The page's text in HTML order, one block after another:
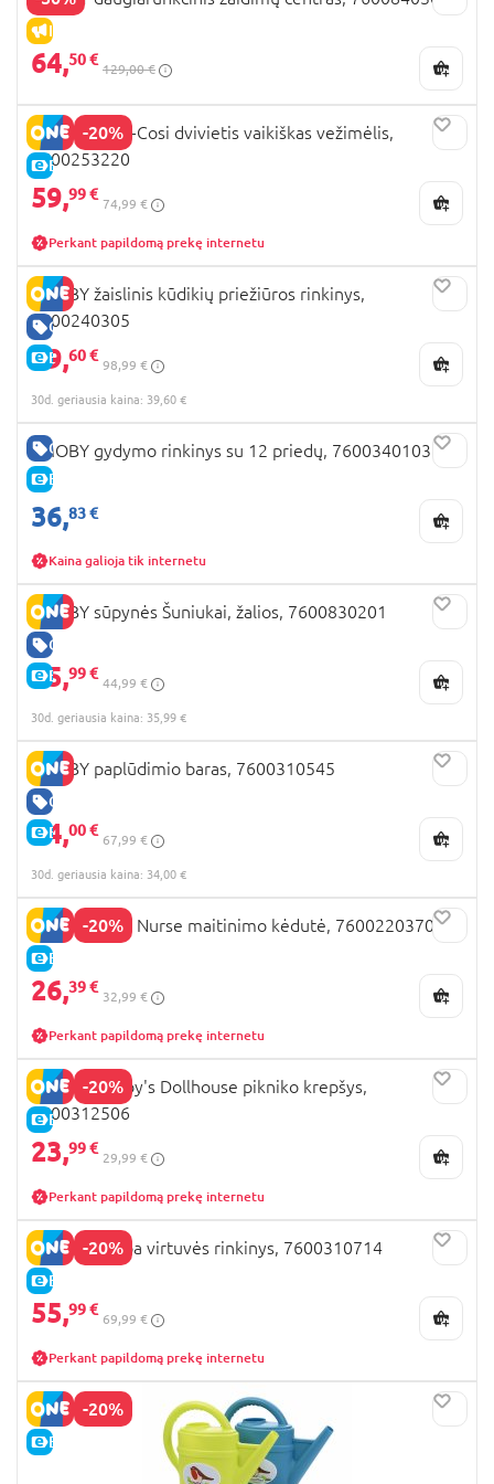
IŠPARDAVIMAS
64,50 €
129,00 €
-20%
E-KAINA
SMOBY Maxi-Cosi dvivietis vaikiškas vežimėlis,
7600253220
59,99 €
74,99 €
Perkant papildomą prekę internetu
GERA KAINA
E-KAINA
SMOBY žaislinis kūdikių priežiūros rinkinys,
7600240305
39,60 €
98,99 €
30d. geriausia kaina: 39,60 €
GERA KAINA
E-KAINA
SMOBY gydymo rinkinys su 12 priedų, 7600340103
36,83 €
Kaina galioja tik internetu
GERA KAINA
E-KAINA
SMOBY sūpynės Šuniukai, žalios, 7600830201
35,99 €
44,99 €
30d. geriausia kaina: 35,99 €
GERA KAINA
E-KAINA
SMOBY paplūdimio baras, 7600310545
34,00 €
67,99 €
30d. geriausia kaina: 34,00 €
-20%
E-KAINA
SMOBY Baby Nurse maitinimo kėdutė, 7600220370
26,39 €
32,99 €
Perkant papildomą prekę internetu
-20%
E-KAINA
SMOBY Gabby's Dollhouse pikniko krepšys,
7600312506
23,99 €
29,99 €
Perkant papildomą prekę internetu
-20%
E-KAINA
SMOBY Peppa virtuvės rinkinys, 7600310714
55,99 €
69,99 €
Perkant papildomą prekę internetu
-20%
E-KAINA